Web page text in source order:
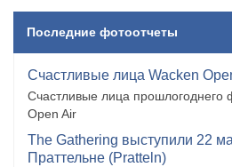
Последние фотоотчеты
Счастливые лица Wacken
Счастливые лица прошлогоднего
Open Air
The Gathering выступили 22
Праттельне (Pratteln)